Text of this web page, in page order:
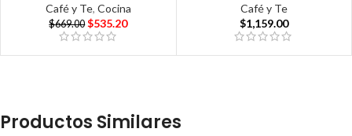
Café y Te, Cocina
$669.00 $535.20
Café y Te
$1,159.00
Productos Similares